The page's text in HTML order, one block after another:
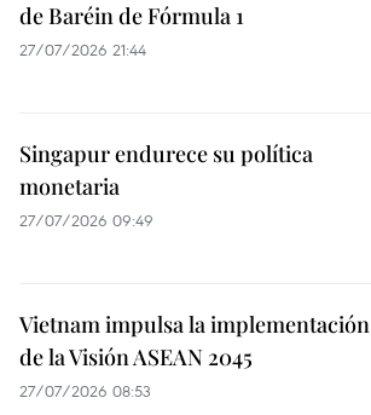
de Baréin de Fórmula 1
27/07/2026 21:44
Singapur endurece su política
monetaria
27/07/2026 09:49
Vietnam impulsa la implementación
de la Visión ASEAN 2045
27/07/2026 08:53